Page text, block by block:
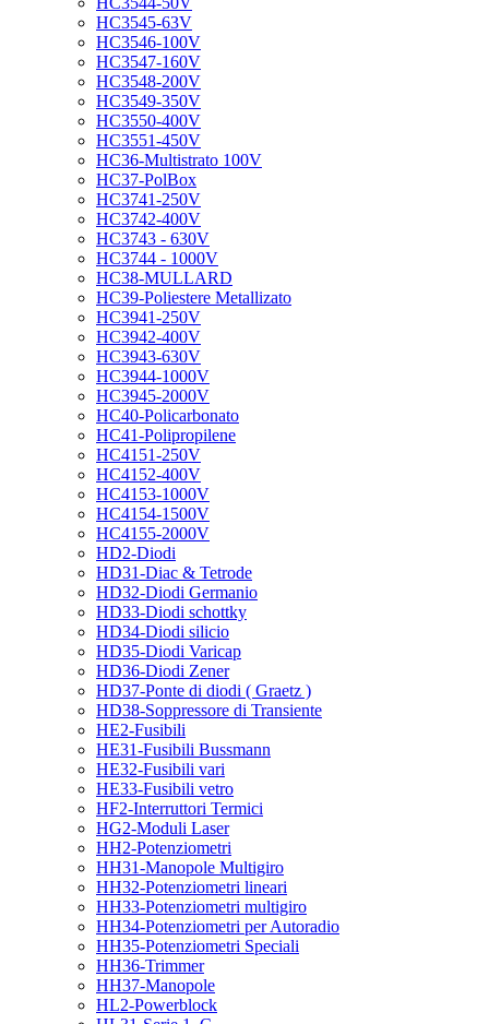
HC3545-63V
HC3546-100V
HC3547-160V
HC3548-200V
HC3549-350V
HC3550-400V
HC3551-450V
HC36-Multistrato 100V
HC37-PolBox
HC3741-250V
HC3742-400V
HC3743 - 630V
HC3744 - 1000V
HC38-MULLARD
HC39-Poliestere Metallizato
HC3941-250V
HC3942-400V
HC3943-630V
HC3944-1000V
HC3945-2000V
HC40-Policarbonato
HC41-Polipropilene
HC4151-250V
HC4152-400V
HC4153-1000V
HC4154-1500V
HC4155-2000V
HD2-Diodi
HD31-Diac & Tetrode
HD32-Diodi Germanio
HD33-Diodi schottky
HD34-Diodi silicio
HD35-Diodi Varicap
HD36-Diodi Zener
HD37-Ponte di diodi ( Graetz )
HD38-Soppressore di Transiente
HE2-Fusibili
HE31-Fusibili Bussmann
HE32-Fusibili vari
HE33-Fusibili vetro
HF2-Interruttori Termici
HG2-Moduli Laser
HH2-Potenziometri
HH31-Manopole Multigiro
HH32-Potenziometri lineari
HH33-Potenziometri multigiro
HH34-Potenziometri per Autoradio
HH35-Potenziometri Speciali
HH36-Trimmer
HH37-Manopole
HL2-Powerblock